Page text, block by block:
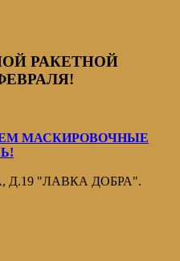
РАКЕТНОЙ
МАСКИРОВОЧНЫЕ
Д.19 "ЛАВКА ДОБРА".